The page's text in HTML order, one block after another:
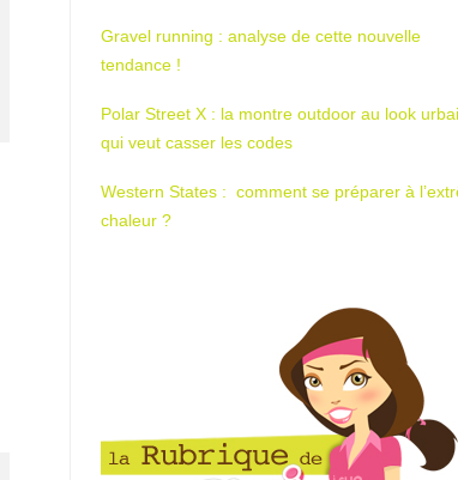
Gravel running : analyse de cette nouvelle
tendance !
Polar Street X : la montre outdoor au look
qui veut casser les codes
Western States : comment se préparer à
chaleur ?